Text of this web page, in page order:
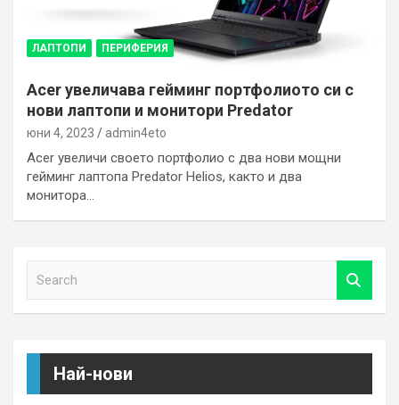
ЛАПТОПИ ПЕРИФЕРИЯ
Acer увеличава гейминг портфолиото си с
нови лаптопи и монитори Predator
юни 4, 2023 admin4eto
Acer увеличи своето портфолио с два нови мощни
гейминг лаптопа Predator Helios, както и два
монитора…
Най-нови